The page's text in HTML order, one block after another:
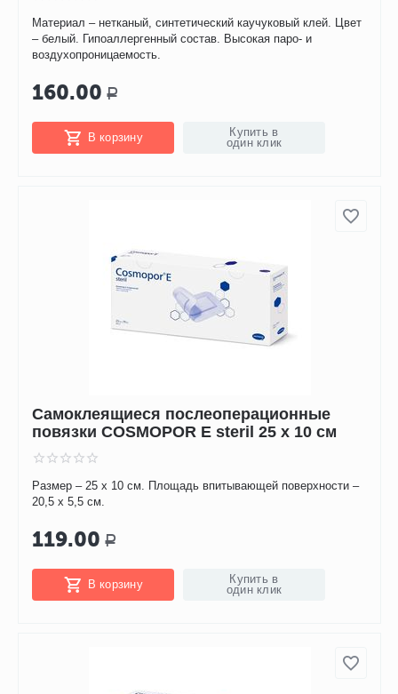
Материал – нетканый, синтетический каучуковый клей. Цвет
– белый. Гипоаллергенный состав. Высокая паро- и
воздухопроницаемость.
160.00 Р
В корзину
Купить в
один клик
Самоклеящиеся послеоперационные
повязки COSMOPOR E steril 25 х 10 см
Размер – 25 х 10 см. Площадь впитывающей поверхности –
20,5 х 5,5 см.
119.00 Р
В корзину
Купить в
один клик